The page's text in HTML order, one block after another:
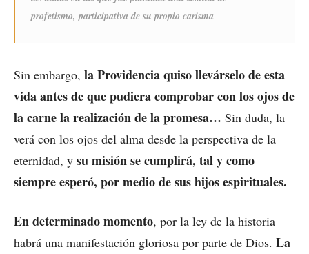
profetismo, participativa de su propio carisma
Sin embargo, la Providencia quiso llevárselo de esta
vida antes de que pudiera comprobar con los ojos de
la carne la realización de la promesa… Sin duda, la
verá con los ojos del alma desde la perspectiva de la
eternidad, y su misión se cumplirá, tal y como
siempre esperó, por medio de sus hijos espirituales.
En determinado momento, por la ley de la historia
habrá una manifestación gloriosa por parte de Dios. La